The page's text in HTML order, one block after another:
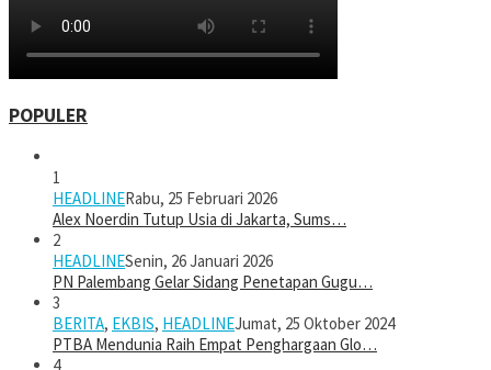
POPULER
1
HEADLINERabu, 25 Februari 2026
Alex Noerdin Tutup Usia di Jakarta, Sums…
2
HEADLINESenin, 26 Januari 2026
PN Palembang Gelar Sidang Penetapan Gugu…
3
BERITA, EKBIS, HEADLINEJumat, 25 Oktober 2024
PTBA Mendunia Raih Empat Penghargaan Glo…
4